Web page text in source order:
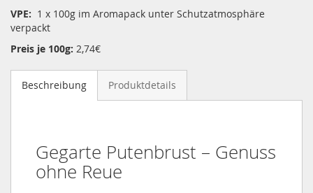
VPE: 1 x 100g im Aromapack unter Schutzatmosphäre
verpackt
Preis je 100g: 2,74€
Beschreibung Produktdetails
Gegarte Putenbrust – Genuss
ohne Reue